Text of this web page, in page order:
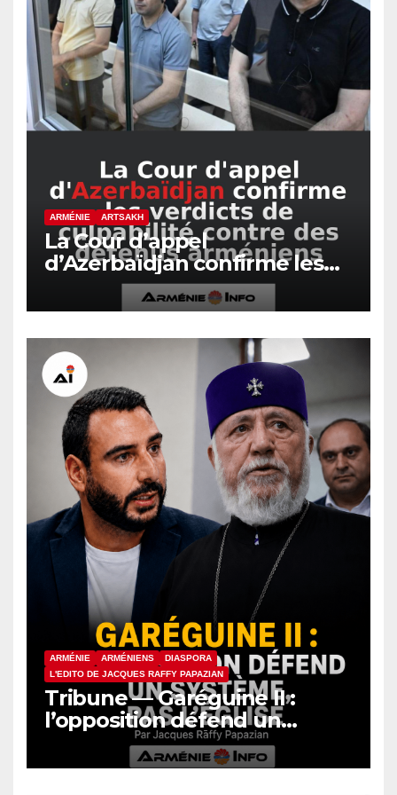
ARMÉNIE ARTSAKH
La Cour d’appel
d’Azerbaïdjan confirme les
verdicts de culpabilité contre
des détenus arméniens
ARMÉNIE ARMÉNIENS
DIASPORA
L'EDITO DE JACQUES RAFFY PAPAZIAN
Tribune — Garéguine II :
l’opposition défend un
système, pas l’Église